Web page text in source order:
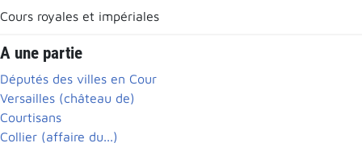
Cours royales et impériales
A une partie
Députés des villes en Cour
Versailles (château de)
Courtisans
Collier (affaire du...)